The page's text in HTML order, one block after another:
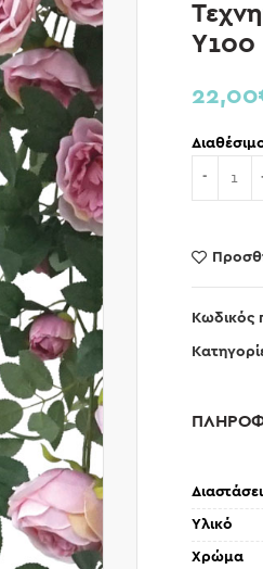
Υ100
22,00
Κωδικός
Υλικό
Χρώμα